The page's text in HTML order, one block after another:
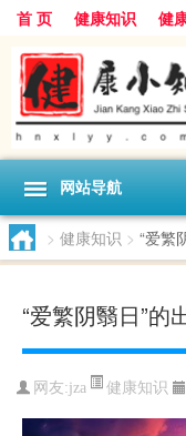
首 页 健康知识 健
网站导航
> 健康知识 > “爱繁
“爱繁阴翳日”的
网友:jza 健康知识